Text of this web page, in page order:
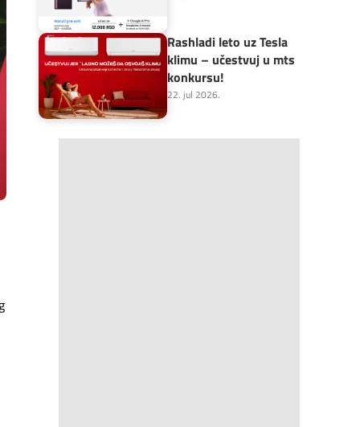
Rashladi leto uz Tesla
klimu – učestvuj u mts
konkursu!
22. jul 2026.